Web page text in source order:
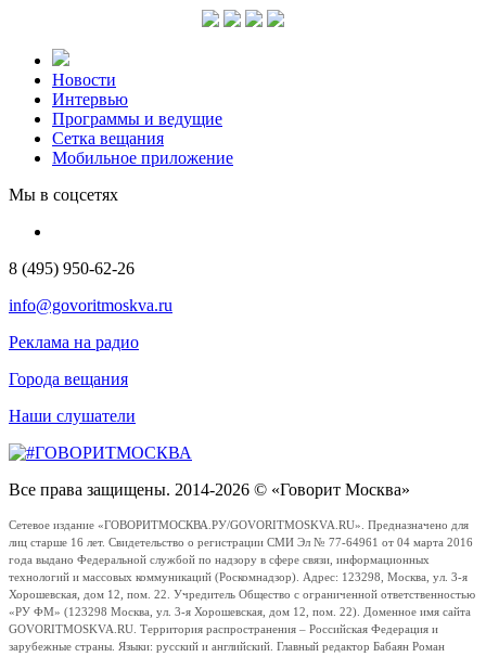
Новости
Интервью
Программы и ведущие
Сетка вещания
Мобильное приложение
Мы в соцсетях
8 (495) 950-62-26
info@govoritmoskva.ru
Реклама на радио
Города вещания
Наши слушатели
Все права защищены. 2014-2026 © «Говорит Москва»
Сетевое издание «ГОВОРИТМОСКВА.РУ/GOVORITMOSKVA.RU». Предназначено для
лиц старше 16 лет. Свидетельство о регистрации СМИ Эл № 77-64961 от 04 марта 2016
года выдано Федеральной службой по надзору в сфере связи, информационных
технологий и массовых коммуникаций (Роскомнадзор). Адрес: 123298, Москва, ул. 3-я
Хорошевская, дом 12, пом. 22. Учредитель Общество с ограниченной ответственностью
«РУ ФМ» (123298 Москва, ул. 3-я Хорошевская, дом 12, пом. 22). Доменное имя сайта
GOVORITMOSKVA.RU. Территория распространения – Российская Федерация и
зарубежные страны. Языки: русский и английский. Главный редактор Бабаян Роман